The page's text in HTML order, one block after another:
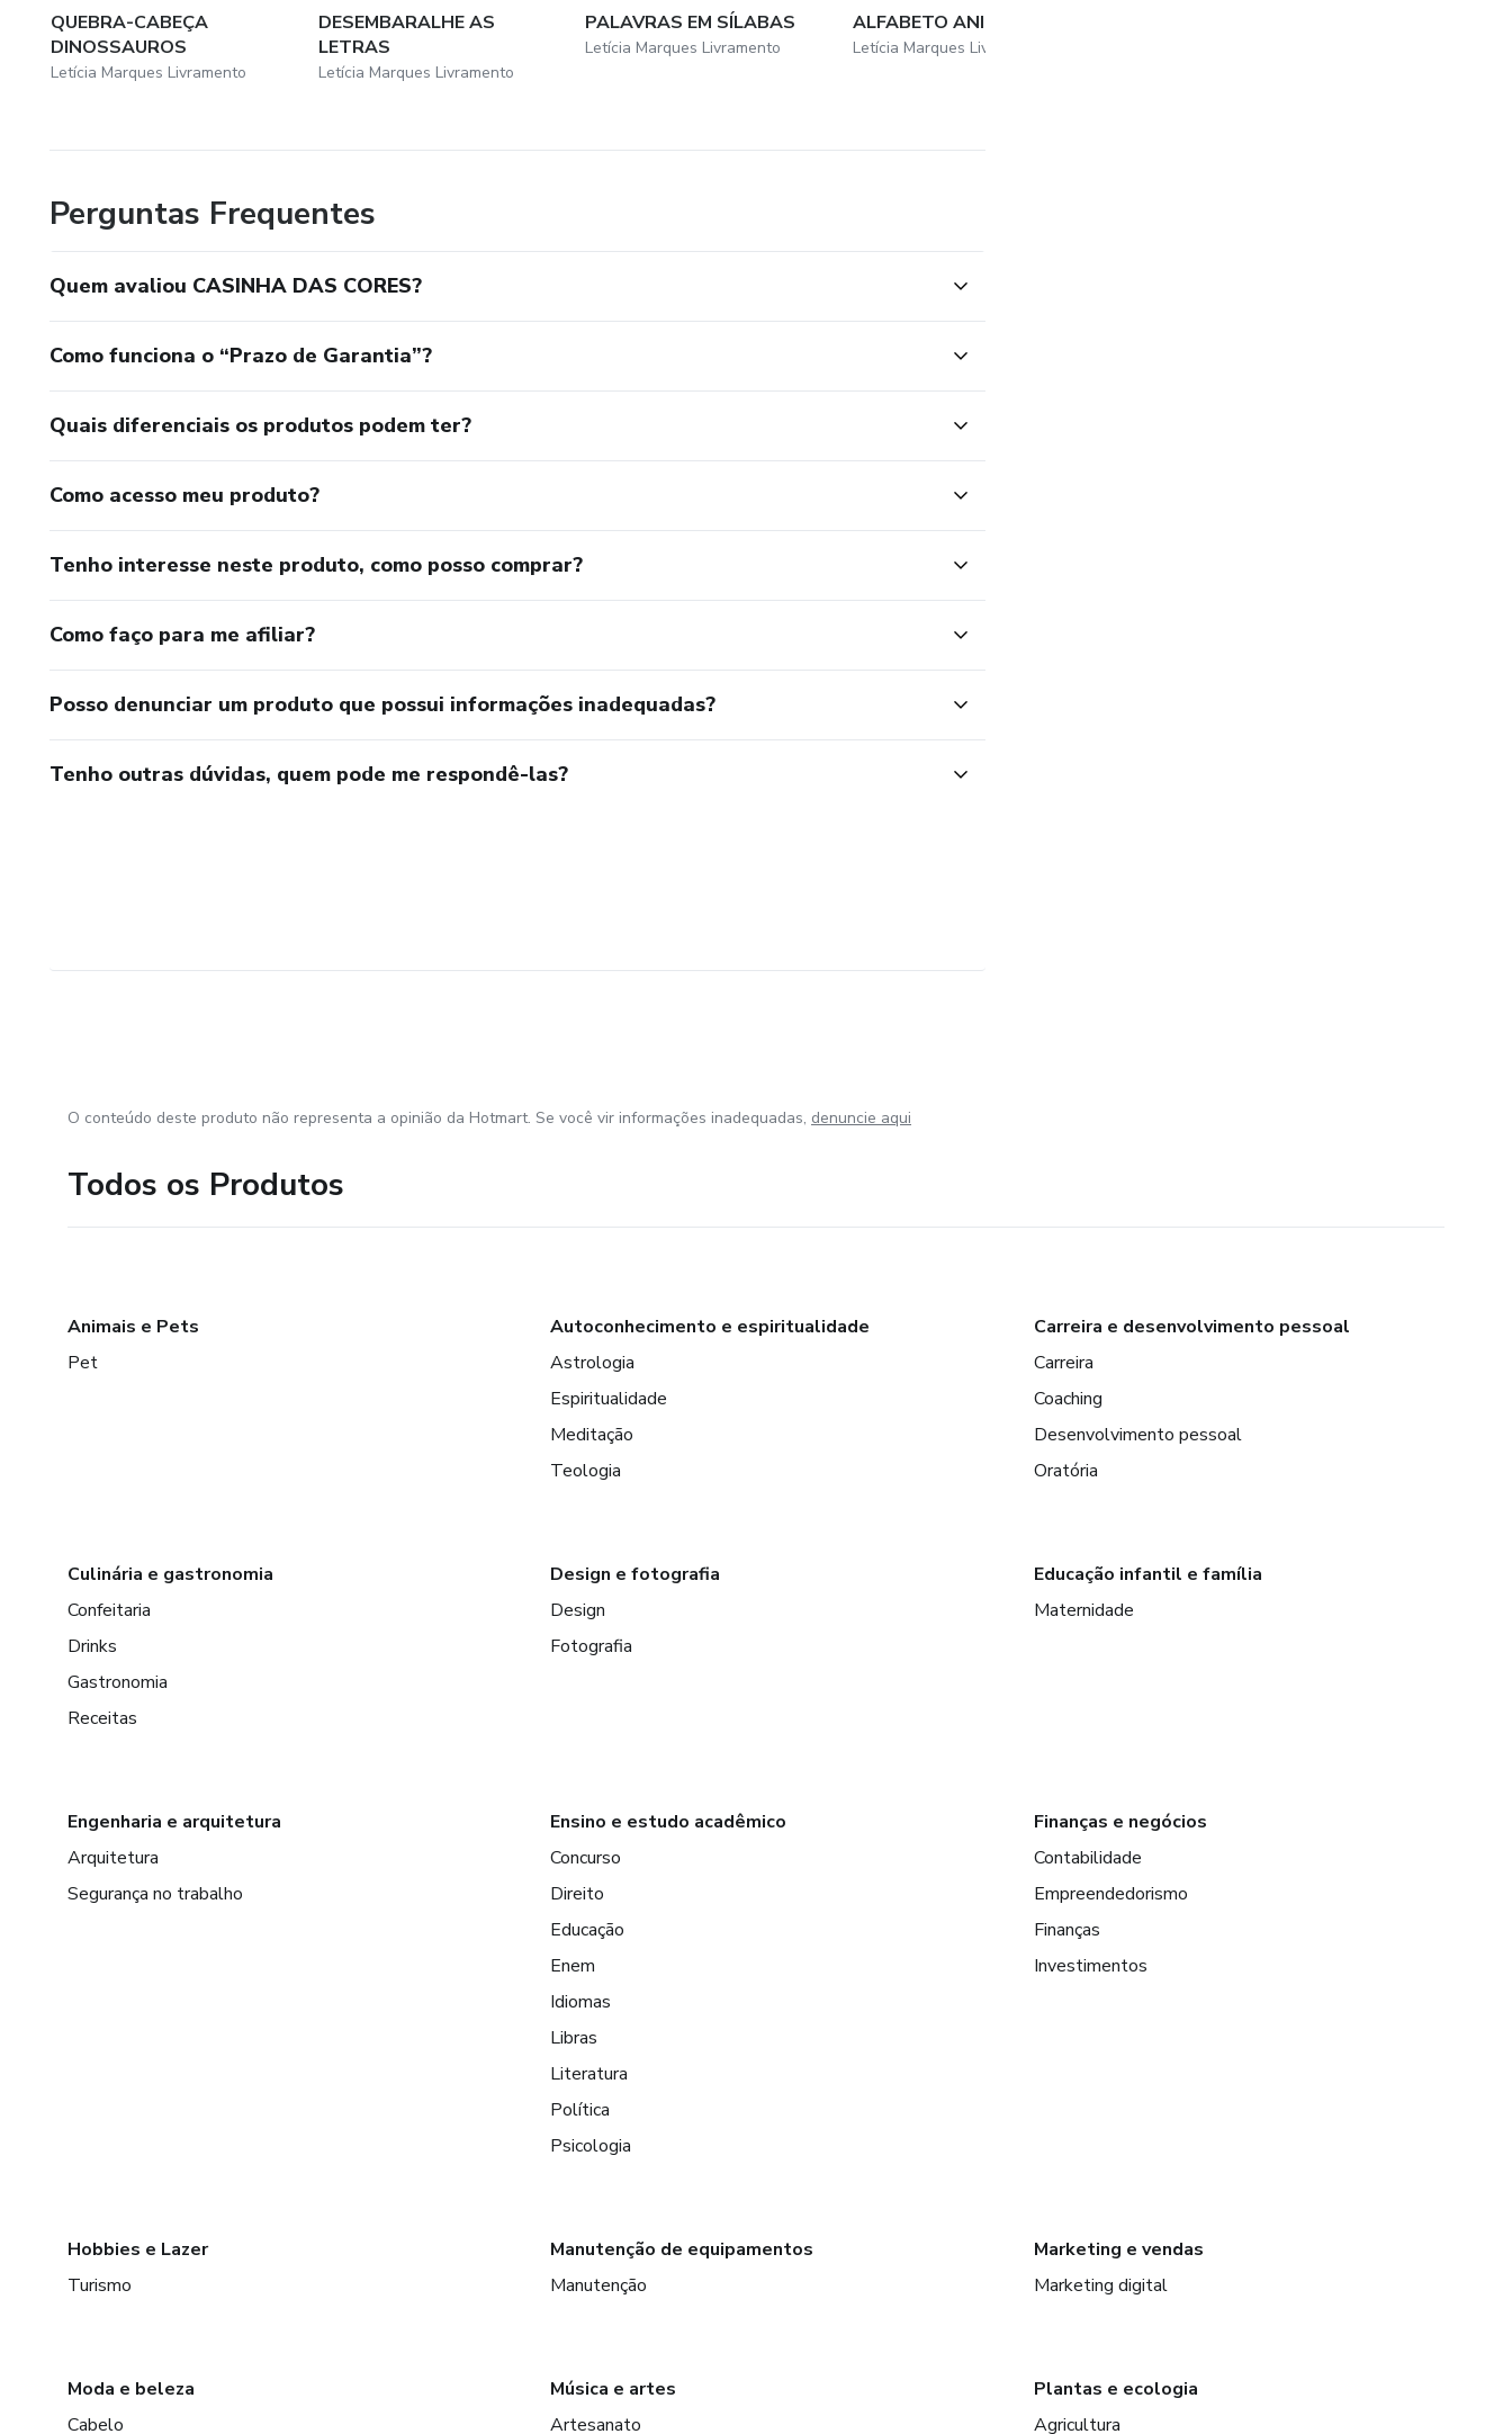
Comunicação Verbal
QUEBRA-CABEÇA
DINOSSAUROS
Letícia Marques Livramento
DESEMBARALHE AS
LETRAS
Letícia Marques Livramento
PALAVRAS EM SÍLABAS
Letícia Marques Livramento
ALFABETO ANIMADO
Letícia Marques Livramento
Perguntas Frequentes
Quem avaliou CASINHA DAS CORES?
Como funciona o “Prazo de Garantia”?
Quais diferenciais os produtos podem ter?
Como acesso meu produto?
Tenho interesse neste produto, como posso comprar?
Como faço para me afiliar?
Posso denunciar um produto que possui informações inadequadas?
Tenho outras dúvidas, quem pode me respondê-las?
O conteúdo deste produto não representa a opinião da Hotmart. Se você vir informações inadequadas, denuncie aqui
Todos os Produtos
Animais e Pets
Pet
Autoconhecimento e espiritualidade
Astrologia
Espiritualidade
Meditação
Teologia
Carreira e desenvolvimento pessoal
Carreira
Coaching
Desenvolvimento pessoal
Oratória
Culinária e gastronomia
Confeitaria
Drinks
Gastronomia
Receitas
Design e fotografia
Design
Fotografia
Educação infantil e família
Maternidade
Engenharia e arquitetura
Arquitetura
Segurança no trabalho
Ensino e estudo acadêmico
Concurso
Direito
Educação
Enem
Idiomas
Libras
Literatura
Política
Psicologia
Finanças e negócios
Contabilidade
Empreendedorismo
Finanças
Investimentos
Hobbies e Lazer
Turismo
Manutenção de equipamentos
Manutenção
Marketing e vendas
Marketing digital
Moda e beleza
Cabelo
Música e artes
Artesanato
Plantas e ecologia
Agricultura